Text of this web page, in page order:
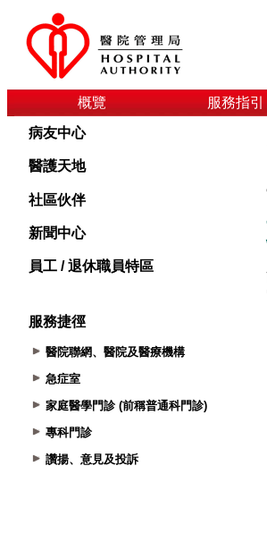
概覽 服務指引
病友中心
醫護天地
社區伙伴
新聞中心
員工 / 退休職員特區
服務捷徑
醫院聯網、醫院及醫療機構
急症室
家庭醫學門診 (前稱普通科門診)
專科門診
讚揚、意見及投訴